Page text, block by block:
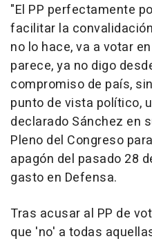
"El PP perfectamente
facilitar la
no lo hace, va a votar
parece, ya no digo
compromiso de país,
punto de vista político,
declarado Sánchez en
Pleno del Congreso
apagón del pasado 28
gasto en Defensa.
Tras acusar al PP de
que 'no' a todas